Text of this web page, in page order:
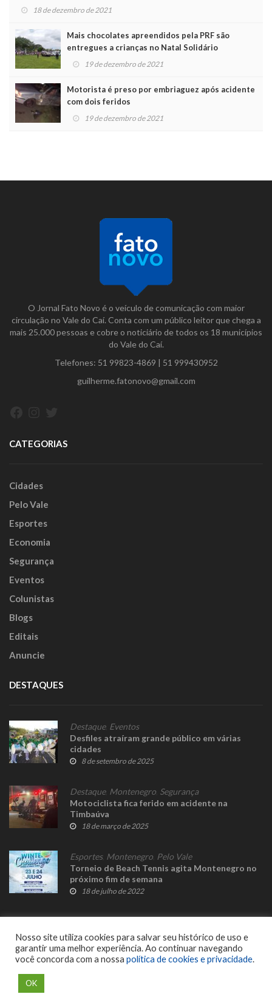
18 de dezembro de 2021
Mais chocolates apreendidos pela PRF são
entregues a crianças no Natal Solidário
19 de dezembro de 2021
Motorista é preso por embriaguez após acidente
com dois feridos
19 de dezembro de 2021
O Jornal Fato Novo é o veículo de comunicação com maior
circulação no Vale do Caí. Conta com um público leitor que chega a
mais 25.000 pessoas e cobre o noticiário de todos os 18 municípios
do Vale do Caí.
Telefones: 51 99823-4869 | 51 999430952
guilherme.fatonovo@gmail.com
CATEGORIAS
Cidades
Pelo Vale
Esportes
Economia
Segurança
Eventos
Colunistas
Blogs
Editais
Anuncie
DESTAQUES
Destaque, Eventos
Desfiles atraíram grande público em várias
cidades
8 de setembro de 2025
Destaque, Montenegro Segurança
Motociclista fica ferido em acidente na
Timbaúva
18 de março de 2025
Esportes, Montenegro Pelo Vale
Torneio de Beach Tennis agita Montenegro no
próximo fim de semana
18 de julho de 2022
Nosso site utiliza cookies para salvar seu histórico de uso e
garantir uma melhor experiência. Ao continuar navegando
você concorda com a nossa política de cookies e privacidade.
OK